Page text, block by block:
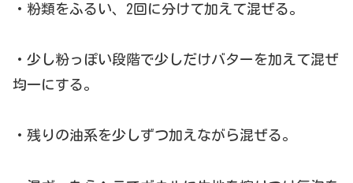
・粉類をふるい、2回に分けて加えて混ぜる。
・少し粉っぽい段階で少しだけバターを加えて混ぜ
均一にする。
・残りの油系を少しずつ加えながら混ぜる。